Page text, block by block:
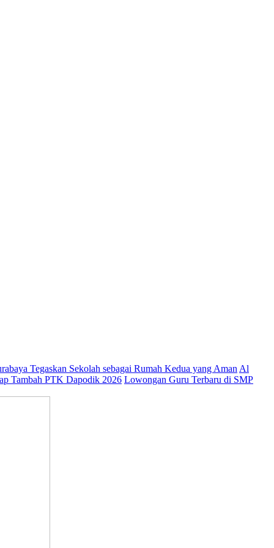
Tegaskan Sekolah sebagai Rumah Kedua yang Aman Al
Tambah PTK Dapodik 2026 Lowongan Guru Terbaru di SMP